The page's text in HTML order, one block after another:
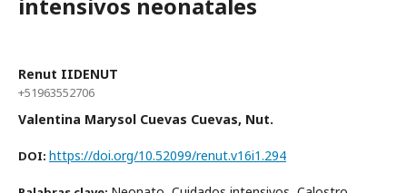
Renut IIDENUT
+51963552706
Valentina Marysol Cuevas Cuevas, Nut.
DOI: https://doi.org/10.52099/renut.v16i1.294